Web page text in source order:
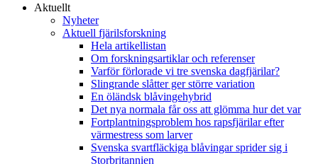
Aktuellt
Nyheter
Aktuell fjärilsforskning
Hela artikellistan
Om forskningsartiklar och referenser
Varför förlorade vi tre svenska dagfjärilar?
Slingrande slåtter ger större variation
En öländsk blåvingehybrid
Det nya normala får oss att glömma hur det var
Fortplantningsproblem hos rapsfjärilar efter
värmestress som larver
Svenska svartfläckiga blåvingar sprider sig i
Storbritannien